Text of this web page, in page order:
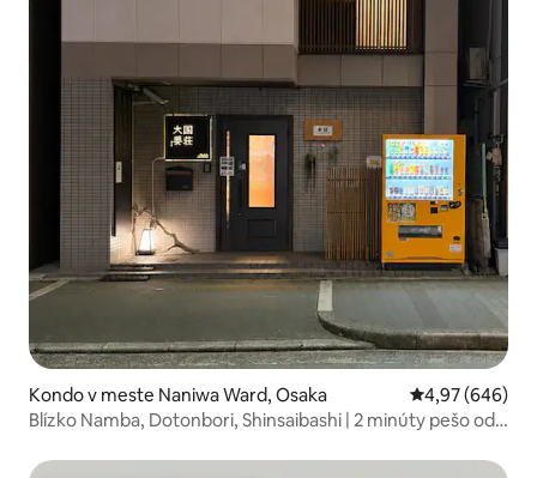
Kondo v meste Naniwa Ward, Osaka Priemerné
4,97 (646)
Blízko Namba, Dotonbori, Shinsaibashi | 2 minúty pešo od
Letisko Kansai...